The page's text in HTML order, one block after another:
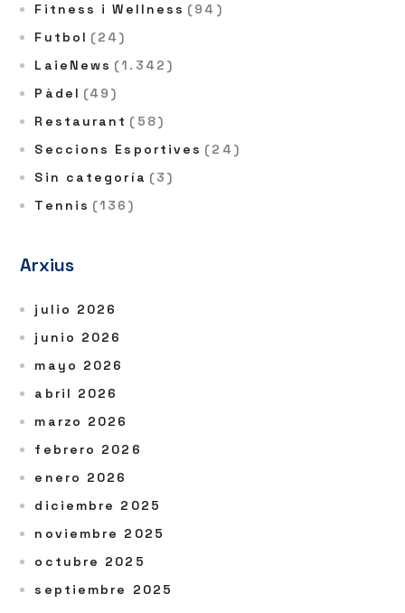
Fitness i Wellness (94)
Futbol (24)
LaieNews (1.342)
Pàdel (49)
Restaurant (58)
Seccions Esportives (24)
Sin categoría (3)
Tennis (136)
Arxius
julio 2026
junio 2026
mayo 2026
abril 2026
marzo 2026
febrero 2026
enero 2026
diciembre 2025
noviembre 2025
octubre 2025
septiembre 2025